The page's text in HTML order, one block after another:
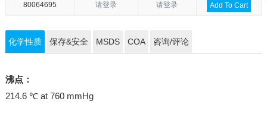
80064695 请登录 请登录 Add To Cart
化学性质 保存&安全 MSDS COA 咨询/评论
沸点：
214.6 ℃ at 760 mmHg